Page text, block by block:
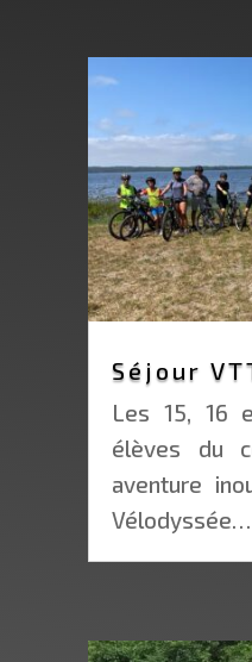
Séjour
Les 15, 16
élèves du
aventure
Vélodyssée…